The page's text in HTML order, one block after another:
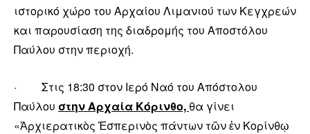
ιστορικό χώρο του Αρχαίου Λιμανιού των Κεγχρεών
και παρουσίαση της διαδρομής του Αποστόλου
Παύλου στην περιοχή.
· Στις 18:30 στον Ιερό Ναό του Απόστολου
Παύλου στην Αρχαία Κόρινθο, θα γίνει
«Ἀρχιερατικὸς Ἑσπερινὸς πάντων τῶν ἐν Κορίνθῳ